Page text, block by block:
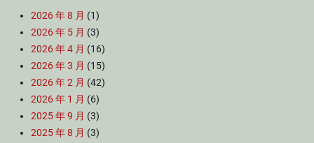
2026 年 8 月 (1)
2026 年 5 月 (3)
2026 年 4 月 (16)
2026 年 3 月 (15)
2026 年 2 月 (42)
2026 年 1 月 (6)
2025 年 9 月 (3)
2025 年 8 月 (3)